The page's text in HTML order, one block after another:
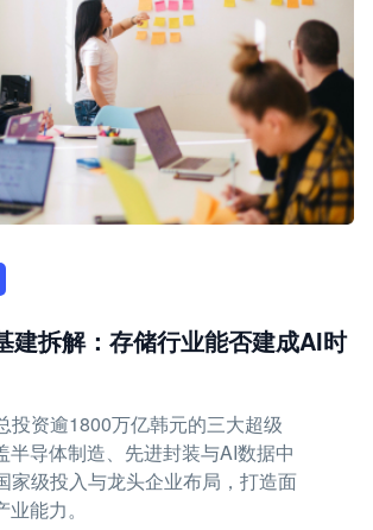
建拆解：存储行业能否建成AI时
投资逾1800万亿韩元的三大超级
半导体制造、先进封装与AI数据中
家级投入与龙头企业布局，打造面
能力。